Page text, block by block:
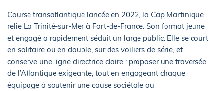
Course transatlantique lancée en 2022, la Cap Martinique
relie La Trinité-sur-Mer à Fort-de-France. Son format jeune
et engagé a rapidement séduit un large public. Elle se court
en solitaire ou en double, sur des voiliers de série, et
conserve une ligne directrice claire : proposer une traversée
de l’Atlantique exigeante, tout en engageant chaque
équipage à soutenir une cause sociétale ou